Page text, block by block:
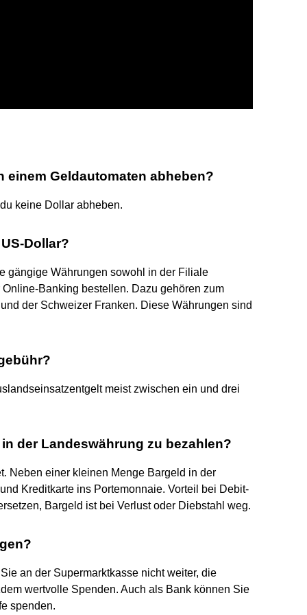
Geldautomaten abheben?
keine Dollar abheben.
Dollar?
gängige Währungen sowohl in der Filiale
Banking bestellen. Dazu gehören zum
der Schweizer Franken. Diese Währungen sind
meist zwischen ein und drei
der Landeswährung zu bezahlen?
Neben einer kleinen Menge Bargeld in der
Kreditkarte ins Portemonnaie. Vorteil bei Debit-
Bargeld ist bei Verlust oder Diebstahl weg.
an der Supermarktkasse nicht weiter, die
wertvolle Spenden. Auch als Bank können Sie
spenden.